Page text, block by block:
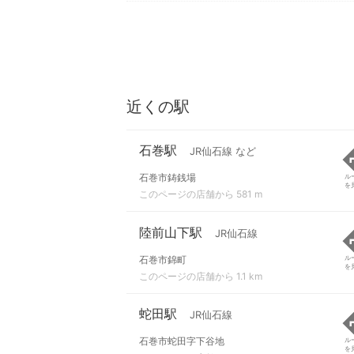
近くの駅
石巻駅 JR仙石線 など
石巻市鋳銭場
このページの店舗から 581 m
ル
を
陸前山下駅 JR仙石線
石巻市錦町
このページの店舗から 1.1 km
ル
を
蛇田駅 JR仙石線
石巻市蛇田字下谷地
ル
を